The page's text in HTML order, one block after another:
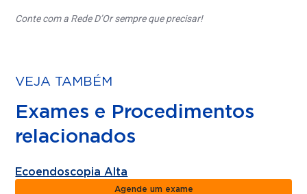
Conte com a Rede D’Or sempre que precisar!
VEJA TAMBÉM
Exames e Procedimentos
relacionados
Ecoendoscopia Alta
Agende um exame